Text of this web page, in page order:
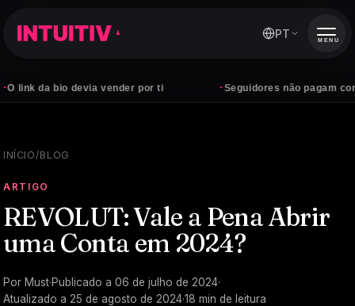
devia vender por ti Seguidores não pagam contas —
PT MENU
INÍCIO/BLOG
ARTIGO
REVOLUT: Vale a Pena Abrir
uma Conta em 2024?
Por Must·Publicado a 06 de julho de 2024·
Atualizado a 25 de agosto de 2024·18 min de leitura